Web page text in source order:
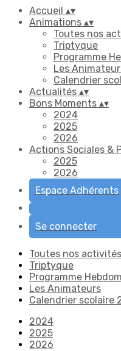
Accueil ▴▾
Animations ▴▾
Toutes nos
Triptyque
Programme
Les
Calendrier
Actualités ▴▾
Bons Moments ▴▾
2024
2025
2026
Actions Sociales &
2025
2026
Espace Adhérents
Se connecter
Toutes nos activités
Triptyque
Programme
Les Animateurs
Calendrier scolaire
2024
2025
2026